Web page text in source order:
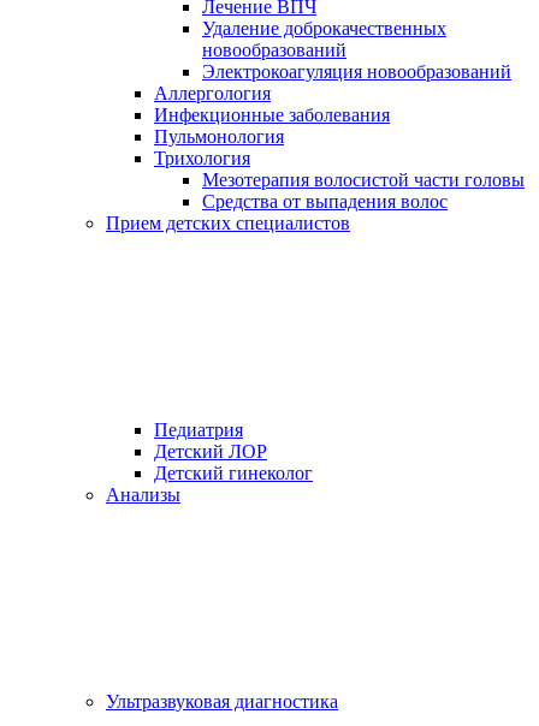
Лечение ВПЧ
Удаление доброкачественных
новообразований
Электрокоагуляция новообразований
Аллергология
Инфекционные заболевания
Пульмонология
Трихология
Мезотерапия волосистой части головы
Средства от выпадения волос
Прием детских специалистов
Педиатрия
Детский ЛОР
Детский гинеколог
Анализы
Ультразвуковая диагностика